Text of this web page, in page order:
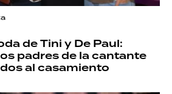
de Tini y De Paul:
padres de la cantante
al casamiento